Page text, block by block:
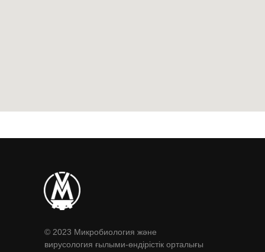
© 2023 Микробиология және
вирусология ғылыми-өндірістік орталығы